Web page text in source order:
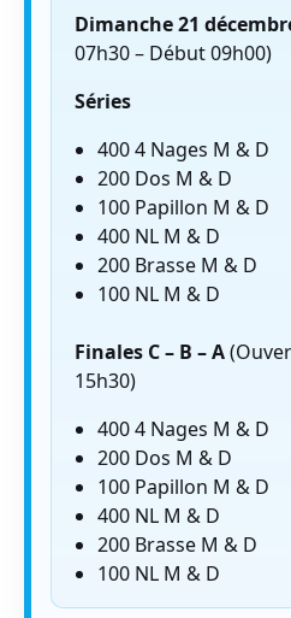
Dimanche 21
07h30 – Début 09h00)
Séries
400 4 Nages M & D
200 Dos M & D
100 Papillon M & D
400 NL M & D
200 Brasse M & D
100 NL M & D
Finales C – B – A
15h30)
400 4 Nages M & D
200 Dos M & D
100 Papillon M & D
400 NL M & D
200 Brasse M & D
100 NL M & D